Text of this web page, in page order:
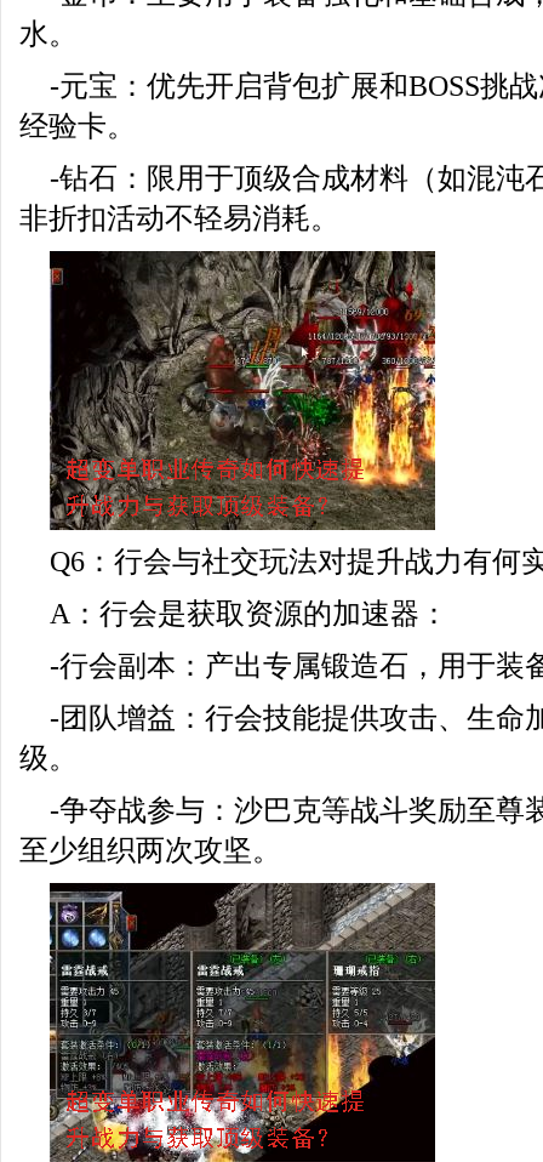
水。
-元宝：优先开启背包扩展和BOSS挑
经验卡。
-钻石：限用于顶级合成材料（如混沌
非折扣活动不轻易消耗。
Q6：行会与社交玩法对提升战力有何
A：行会是获取资源的加速器：
-行会副本：产出专属锻造石，用于装
-团队增益：行会技能提供攻击、生命
级。
-争夺战参与：沙巴克等战斗奖励至尊
至少组织两次攻坚。